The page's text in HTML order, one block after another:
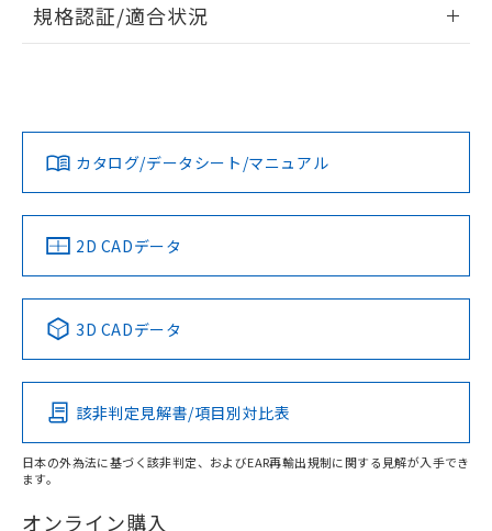
ログイン/会員登録
ダウンロードデータをご利用いただく前に、以下を必ずお読
みください。
ソフトウェアの使用条件
EU RoHS 注意事項・凡例
対応済み
中国 RoHS 注意事項・凡例
Pb Hg Cd Cr(VI)
O
在庫等で未対応品が混在する可能性があります。
規格認証/適合状況
LR型式承認
（イギリス
船舶規格）
DNV型式承認
（ノルウェー
BV型式承認
（フランス
KR型式
（韓国
No No No No
この製品の規格認証/適合状況ページへ
その他の認証はこちらのページからご検索ください
カタログ/データシート/マニュアル
2D CADデータ
3D CADデータ
該非判定見解書/項目別対比表
日本の外為法に基づく該非判定、およびEAR再輸出規制に関する見解が入手でき
ます。
オンライン購入